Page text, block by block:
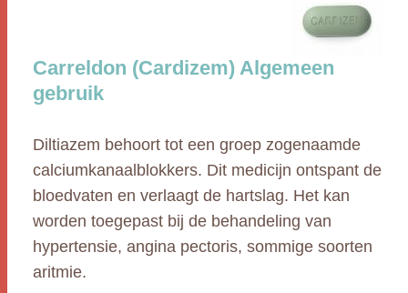
Carreldon (Cardizem) Algemeen
gebruik
Diltiazem behoort tot een groep zogenaamde
calciumkanaalblokkers. Dit medicijn ontspant de
bloedvaten en verlaagt de hartslag. Het kan
worden toegepast bij de behandeling van
hypertensie, angina pectoris, sommige soorten
aritmie.